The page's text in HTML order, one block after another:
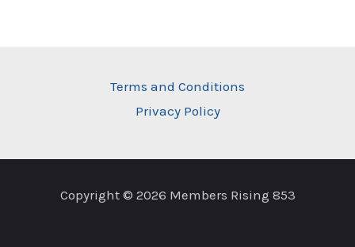
Terms and Conditions
Privacy Policy
Copyright © 2026 Members Rising 853